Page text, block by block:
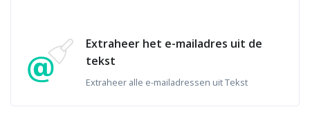
Extraheer het e-mailadres uit de
tekst
Extraheer alle e-mailadressen uit Tekst